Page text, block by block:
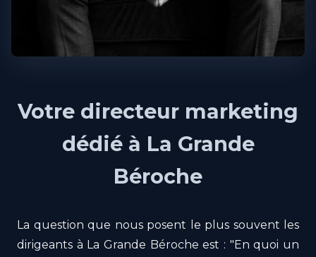
Votre directeur marketing
dédié à La Grande
Béroche
La question que nous posent le plus souvent les
dirigeants à La Grande Béroche est : "En quoi un